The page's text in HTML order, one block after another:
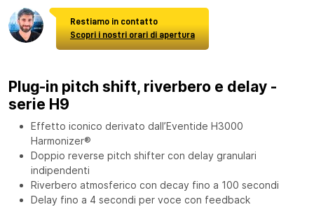
Restiamo in contatto
Scopri i nostri orari di apertura
Plug-in pitch shift, riverbero e delay -
serie H9
Effetto iconico derivato dall’Eventide H3000
Harmonizer®
Doppio reverse pitch shifter con delay granulari
indipendenti
Riverbero atmosferico con decay fino a 100 secondi
Delay fino a 4 secondi per voce con feedback